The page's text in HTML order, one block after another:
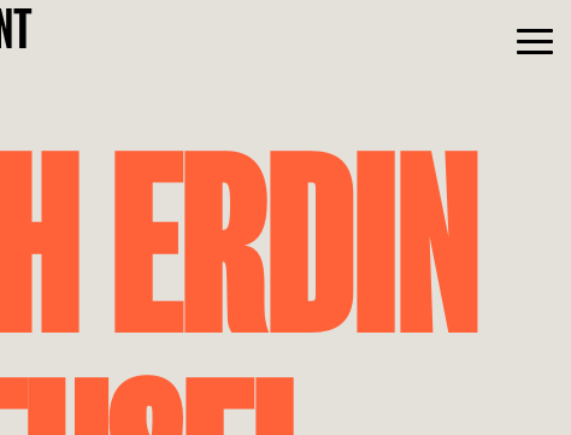
ERDIN